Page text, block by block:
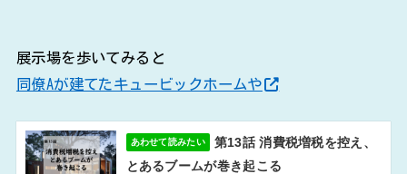
展示場を歩いてみると
同僚Aが建てたキュービックホームや
あわせて読みたい
第13話 消費税増税を控え、
とあるブームが巻き起こる